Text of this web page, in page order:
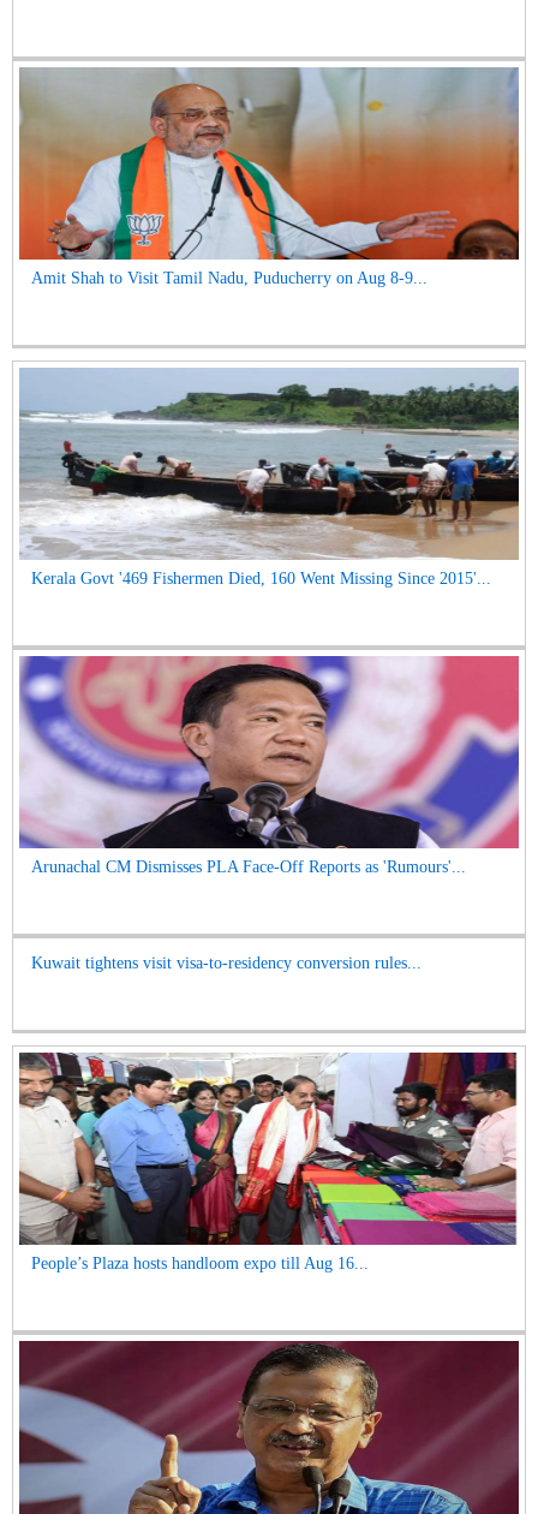
Amit Shah to Visit Tamil Nadu, Puducherry on Aug 8-9...
Kerala Govt '469 Fishermen Died, 160 Went Missing Since 2015'...
Arunachal CM Dismisses PLA Face-Off Reports as 'Rumours'...
Kuwait tightens visit visa-to-residency conversion rules...
People’s Plaza hosts handloom expo till Aug 16...